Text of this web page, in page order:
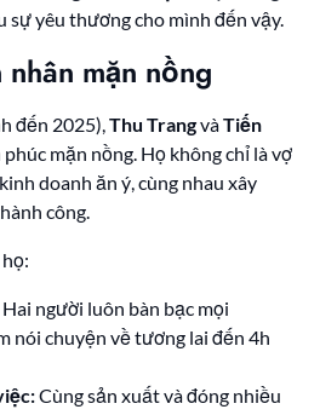
sự yêu thương cho mình đến vậy.
mặn nồng
đến 2025),Thu TrangvàTiến
mặn nồng. Họ không chỉ là vợ
doanh ăn ý, cùng nhau xây
công.
Hai người luôn bàn bạc mọi
nói chuyện về tương lai đến 4h
Cùng sản xuất và đóng nhiều